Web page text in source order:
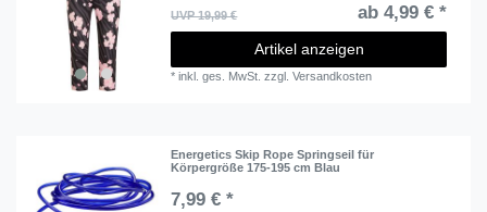
UVP 19,99 € ab 4,99 € *
Artikel anzeigen
*inkl. ges. MwSt. zzgl.Versandkosten
Energetics Skip Rope Springseil für
Körpergröße 175-195 cm Blau
7,99 € *